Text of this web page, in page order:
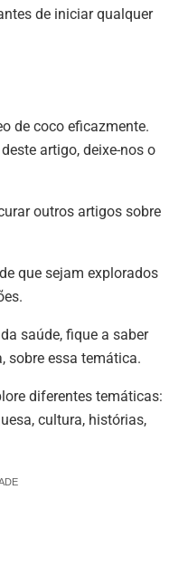
de iniciar qualquer
de coco eficazmente.
artigo, deixe-nos o
outros artigos sobre
que sejam explorados
saúde, fique a saber
sobre essa temática.
diferentes temáticas:
cultura, histórias,